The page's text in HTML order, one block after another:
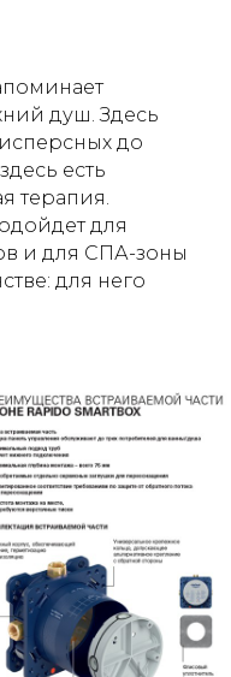
душ. Здесь
до
есть
терапия.
для
и для СПА-зоны
для него